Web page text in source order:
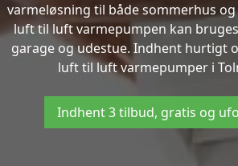
varmeløsning til både sommerhus
luft til luft varmepumpen kan
garage og udestue. Indhent hurtigt
luft til luft varmepumper i
Indhent 3 tilbud, gratis og